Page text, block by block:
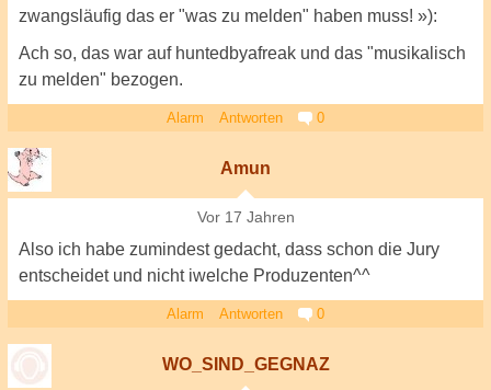
zwangsläufig das er "was zu melden" haben muss! »):
Ach so, das war auf huntedbyafreak und das "musikalisch
zu melden" bezogen.
Alarm Antworten 0
Amun
Vor 17 Jahren
Also ich habe zumindest gedacht, dass schon die Jury
entscheidet und nicht iwelche Produzenten^^
Alarm Antworten 0
WO_SIND_GEGNAZ